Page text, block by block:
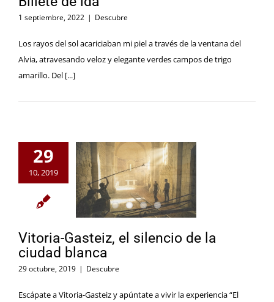
1 septiembre, 2022 | Descubre
Los rayos del sol acariciaban mi piel a través de la ventana del
Alvia, atravesando veloz y elegante verdes campos de trigo
amarillo. Del [...]
29
10, 2019
Vitoria-Gasteiz, el silencio de la
ciudad blanca
29 octubre, 2019 | Descubre
Escápate a Vitoria-Gasteiz y apúntate a vivir la experiencia “El